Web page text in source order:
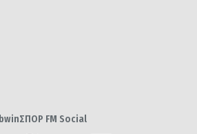
bwinΣΠΟΡ FM Social